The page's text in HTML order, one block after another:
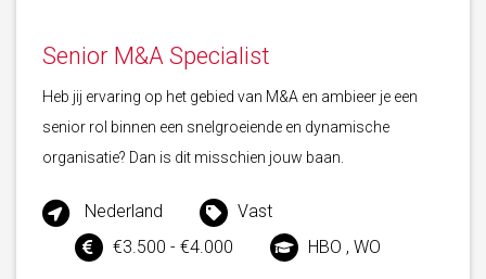
Senior M&A Specialist
Heb jij ervaring op het gebied van M&A en ambieer je een
senior rol binnen een snelgroeiende en dynamische
organisatie? Dan is dit misschien jouw baan.
Nederland
Vast
€3.500 - €4.000
HBO , WO